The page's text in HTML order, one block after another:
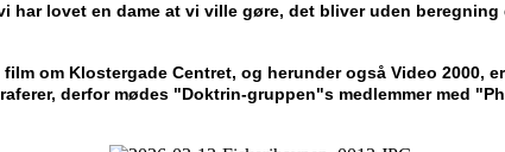
har lovet en dame at vi ville gøre, det bliver uden
om Klostergade Centret, og herunder også Video
derfor mødes "Doktrin-gruppen"s medlemmer med